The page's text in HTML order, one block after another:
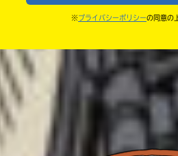
・キャンペーン開催中は、投稿
・ポプラ社の宣伝物で紹介させ
・かき終えたら、人を傷つけて
きこんでいたり、字がまちがっ
※ プライバシーポリシーの同意の